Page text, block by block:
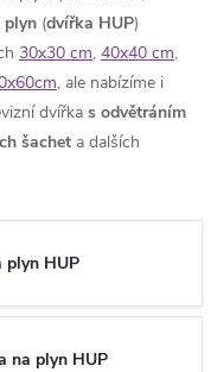
plyn (dvířka HUP)
30x30 cm, 40x40 cm,
, ale nabízíme i
dvířka s odvětráním
šachet a dalších
plyn HUP
na plyn HUP